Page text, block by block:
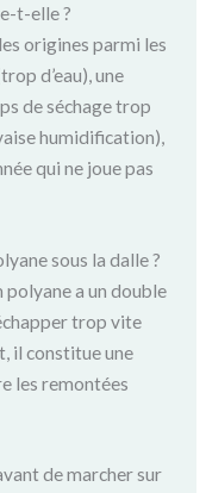
t-elle ?
origines parmi les
d’eau), une
de séchage trop
humidification),
qui ne joue pas
sous la dalle ?
polyane a un double
trop vite
il constitue une
les remontées
de marcher sur